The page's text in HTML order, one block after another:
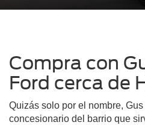
Compra con
Ford cerca de
Quizás solo por el nombre,
concesionario del barrio que